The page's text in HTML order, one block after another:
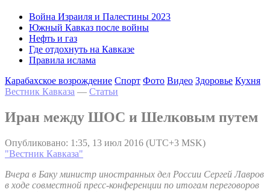
Война Израиля и Палестины 2023
Южный Кавказ после войны
Нефть и газ
Где отдохнуть на Кавказе
Правила ислама
Карабахское возрождение Спорт Фото Видео Здоровье Кухня
Вестник Кавказа — Статьи
Иран между ШОС и Шелковым путем
Опубликовано: 1:35, 13 июл 2016 (UTC+3 MSK)
"Вестник Кавказа"
Вчера в Баку министр иностранных дел России Сергей Лавров
в ходе совместной пресс-конференции по итогам переговоров